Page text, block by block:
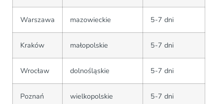
Warszawa mazowieckie 5-7 dni
Kraków małopolskie 5-7 dni
Wrocław dolnośląskie 5-7 dni
Poznań wielkopolskie 5-7 dni